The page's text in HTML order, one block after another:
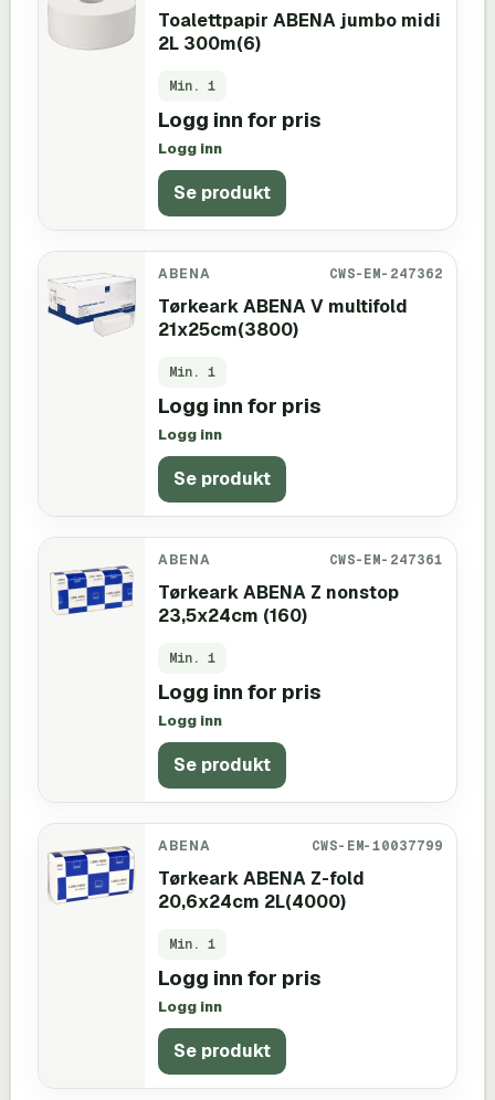
Toalettpapir ABENA jumbo midi
2L 300m(6)
Min. 1
Logg inn for pris
Logg inn
Se produkt
ABENA CWS-EM-247362
Tørkeark ABENA V multifold
21x25cm(3800)
Min. 1
Logg inn for pris
Logg inn
Se produkt
ABENA CWS-EM-247361
Tørkeark ABENA Z nonstop
23,5x24cm (160)
Min. 1
Logg inn for pris
Logg inn
Se produkt
ABENA CWS-EM-10037799
Tørkeark ABENA Z-fold
20,6x24cm 2L(4000)
Min. 1
Logg inn for pris
Logg inn
Se produkt